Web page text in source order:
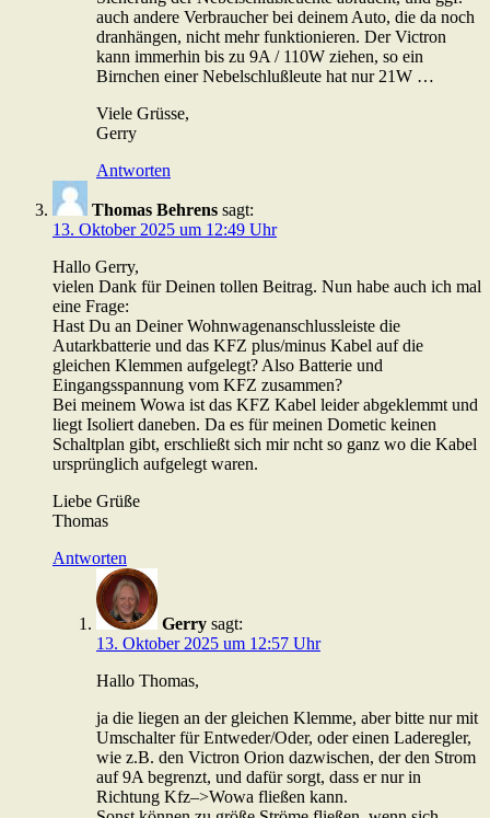
auch andere Verbraucher bei deinem Auto, die da noch
dranhängen, nicht mehr funktionieren. Der Victron
kann immerhin bis zu 9A / 110W ziehen, so ein
Birnchen einer Nebelschlußleute hat nur 21W …
Viele Grüsse,
Gerry
Antworten
Thomas Behrens sagt:
13. Oktober 2025 um 12:49 Uhr
Hallo Gerry,
vielen Dank für Deinen tollen Beitrag. Nun habe auch ich mal
eine Frage:
Hast Du an Deiner Wohnwagenanschlussleiste die
Autarkbatterie und das KFZ plus/minus Kabel auf die
gleichen Klemmen aufgelegt? Also Batterie und
Eingangsspannung vom KFZ zusammen?
Bei meinem Wowa ist das KFZ Kabel leider abgeklemmt und
liegt Isoliert daneben. Da es für meinen Dometic keinen
Schaltplan gibt, erschließt sich mir ncht so ganz wo die Kabel
ursprünglich aufgelegt waren.
Liebe Grüße
Thomas
Antworten
Gerry sagt:
13. Oktober 2025 um 12:57 Uhr
Hallo Thomas,
ja die liegen an der gleichen Klemme, aber bitte nur mit
Umschalter für Entweder/Oder, oder einen Laderegler,
wie z.B. den Victron Orion dazwischen, der den Strom
auf 9A begrenzt, und dafür sorgt, dass er nur in
Richtung Kfz–>Wowa fließen kann.